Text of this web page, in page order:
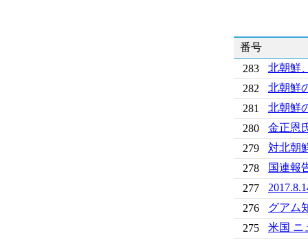
番号
283
北朝鮮
282
北朝鮮
281
北朝鮮
280
金正恩
279
対北朝
278
国連報
277
276
グアム
275
米国 ニ